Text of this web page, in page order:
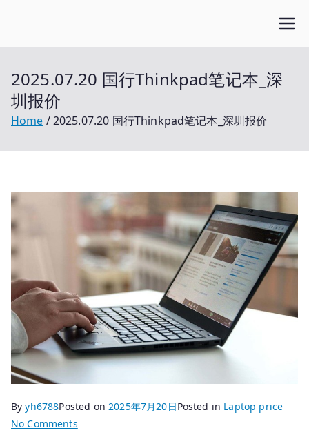
2025.07.20 国行Thinkpad笔记本_深
圳报价
Home 2025.07.20 国行Thinkpad笔记本_深圳报价
Byyh6788Posted on 2025年7月20日Posted in Laptop price
No Commentson